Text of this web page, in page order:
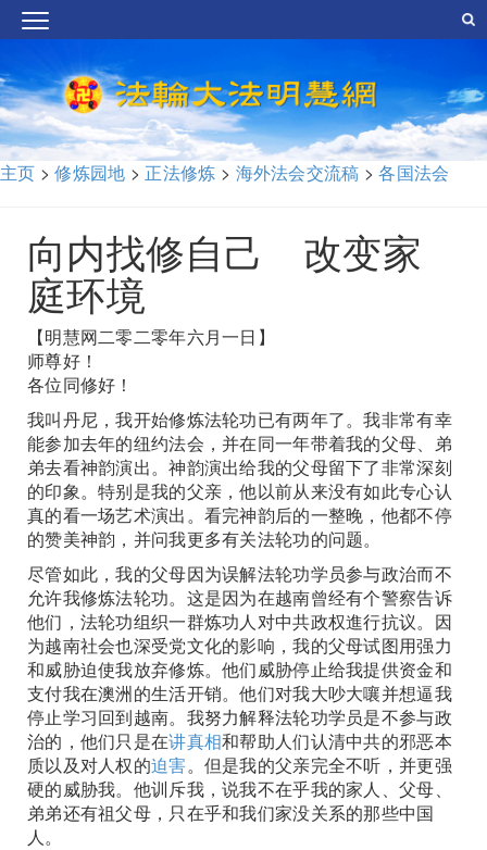
主页 >修炼园地 > 正法修炼 > 海外法会交流稿 >各国法会
向内找修自己 改变家
庭环境
【明慧网二零二零年六月一日】
师尊好！
各位同修好！
我叫丹尼，我开始修炼法轮功已有两年了。我非常有幸
能参加去年的纽约法会，并在同一年带着我的父母、弟
弟去看神韵演出。神韵演出给我的父母留下了非常深刻
的印象。特别是我的父亲，他以前从来没有如此专心认
真的看一场艺术演出。看完神韵后的一整晚，他都不停
的赞美神韵，并问我更多有关法轮功的问题。
尽管如此，我的父母因为误解法轮功学员参与政治而不
允许我修炼法轮功。这是因为在越南曾经有个警察告诉
他们，法轮功组织一群炼功人对中共政权進行抗议。因
为越南社会也深受党文化的影响，我的父母试图用强力
和威胁迫使我放弃修炼。他们威胁停止给我提供资金和
支付我在澳洲的生活开销。他们对我大吵大嚷并想逼我
停止学习回到越南。我努力解释法轮功学员是不参与政
治的，他们只是在讲真相和帮助人们认清中共的邪恶本
质以及对人权的迫害。但是我的父亲完全不听，并更强
硬的威胁我。他训斥我，说我不在乎我的家人、父母、
弟弟还有祖父母，只在乎和我们家没关系的那些中国
人。